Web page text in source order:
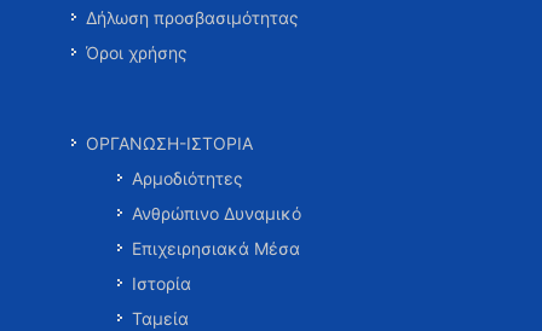
Δήλωση προσβασιμότητας
Όροι χρήσης
ΟΡΓΑΝΩΣΗ-ΙΣΤΟΡΙΑ
Αρμοδιότητες
Ανθρώπινο Δυναμικό
Επιχειρησιακά Μέσα
Ιστορία
Ταμεία